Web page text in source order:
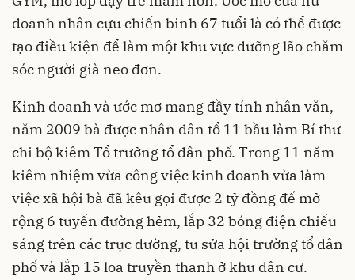
doanh nhân cựu chiến binh 67 tuổi là có thể được
tạo điều kiện để làm một khu vực dưỡng lão chăm
sóc người già neo đơn.
Kinh doanh và ước mơ mang đầy tính nhân văn,
năm 2009 bà được nhân dân tổ 11 bầu làm Bí thư
chi bộ kiêm Tổ trưởng tổ dân phố. Trong 11 năm
kiêm nhiệm vừa công việc kinh doanh vừa làm
việc xã hội bà đã kêu gọi được 2 tỷ đồng để mở
rộng 6 tuyến đường hẻm, lắp 32 bóng điện chiếu
sáng trên các trục đường, tu sửa hội trường tổ dân
phố và lắp 15 loa truyền thanh ở khu dân cư.